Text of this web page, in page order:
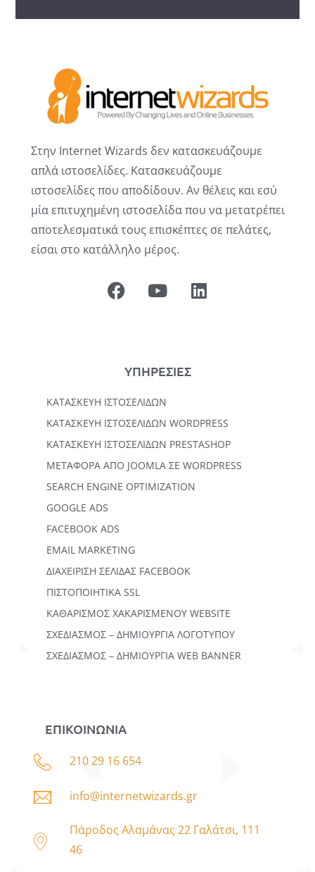
Στην Internet Wizards δεν κατασκευάζουμε
απλά ιστοσελίδες. Κατασκευάζουμε
ιστοσελίδες που αποδίδουν. Αν θέλεις και εσύ
μία επιτυχημένη ιστοσελίδα που να μετατρέπει
αποτελεσματικά τους επισκέπτες σε πελάτες,
είσαι στο κατάλληλο μέρος.
ΥΠΗΡΕΣΙΕΣ
ΚΑΤΑΣΚΕΥΉ ΙΣΤΟΣΕΛΊΔΩΝ
KΑΤΑΣΚΕΥΉ IΣΤΟΣΕΛΊΔΩΝ WORDPRESS
ΚΑΤΑΣΚΕΥΗ ΙΣΤΟΣΕΛΙΔΩΝ PRESTASHOP
ΜΕΤΑΦΟΡΆ ΑΠΌ JOOMLA ΣΕ WORDPRESS
SEARCH ENGINE OPTIMIZATION
GOOGLE ADS
FACEBOOK ADS
EMAIL MARKETING
ΔΙΑΧΕΙΡΙΣΗ ΣΕΛΙΔΑΣ FACEBOOK
ΠΙΣΤΟΠΟΙΗΤΙΚΑ SSL
ΚΑΘΑΡΙΣΜΟΣ ΧΑΚΑΡΙΣΜΕΝΟΥ WEBSITE
ΣΧΕΔΙΑΣΜΟΣ – ΔΗΜΙΟΥΡΓΙΑ ΛΟΓΟΤΥΠΟΥ
ΣΧΕΔΙΑΣΜΟΣ – ΔΗΜΙΟΥΡΓΙΑ WEB BANNER
ΕΠΙΚΟΙΝΩΝΙΑ
210 29 16 654
info@internetwizards.gr
Πάροδος Αλαμάνας 22 Γαλάτσι, 111
46